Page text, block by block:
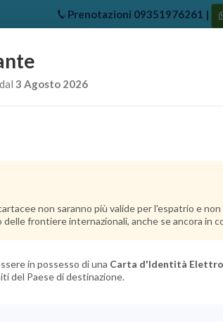
Prenotazioni 09351976261 |
3 Agosto 2026
non saranno più valide per l'espatrio e
frontiere internazionali, anche se ancora in
in possesso di una Carta d'Identità
del Paese di destinazione.